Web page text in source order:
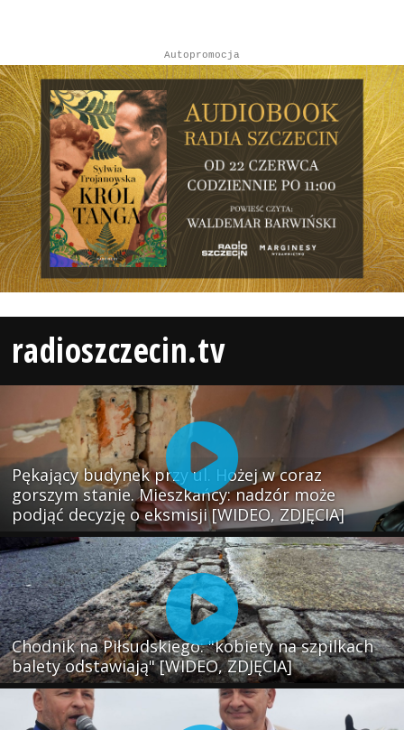
Autopromocja
radioszczecin.tv
Pękający budynek przy ul. Hożej w coraz
gorszym stanie. Mieszkańcy: nadzór może
podjąć decyzję o eksmisji [WIDEO, ZDJĘCIA]
Chodnik na Piłsudskiego: "kobiety na szpilkach
balety odstawiają" [WIDEO, ZDJĘCIA]